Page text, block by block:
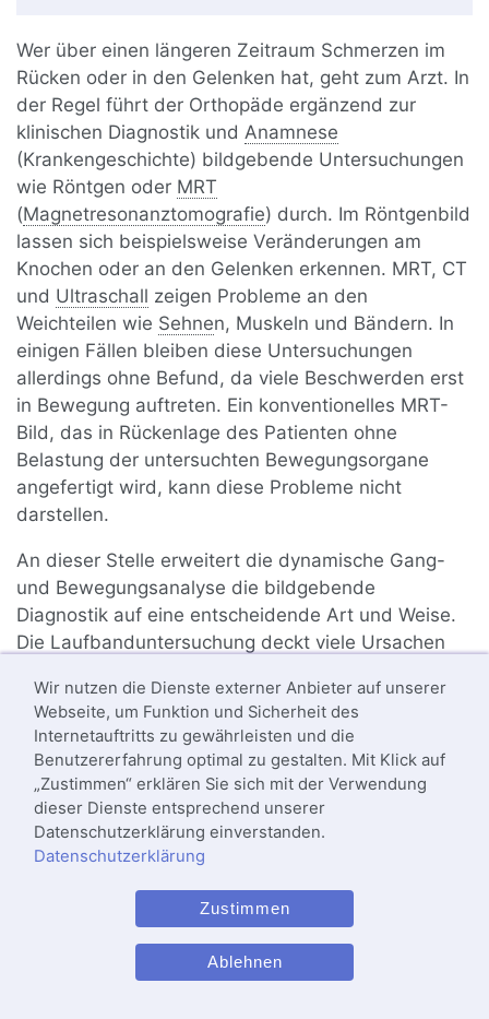
Wer über einen längeren Zeitraum Schmerzen im
Rücken oder in den Gelenken hat, geht zum Arzt. In
der Regel führt der Orthopäde ergänzend zur
klinischen Diagnostik und Anamnese
(Krankengeschichte) bildgebende Untersuchungen
wie Röntgen oder MRT
(Magnetresonanztomografie) durch. Im Röntgenbild
lassen sich beispielsweise Veränderungen am
Knochen oder an den Gelenken erkennen. MRT, CT
und Ultraschall zeigen Probleme an den
Weichteilen wie Sehnen, Muskeln und Bändern. In
einigen Fällen bleiben diese Untersuchungen
allerdings ohne Befund, da viele Beschwerden erst
in Bewegung auftreten. Ein konventionelles MRT-
Bild, das in Rückenlage des Patienten ohne
Belastung der untersuchten Bewegungsorgane
angefertigt wird, kann diese Probleme nicht
darstellen.
An dieser Stelle erweitert die dynamische Gang-
und Bewegungsanalyse die bildgebende
Diagnostik auf eine entscheidende Art und Weise.
Die Laufbanduntersuchung deckt viele Ursachen
nicht zeigen. Sie leistet damit einen wichtigen
Baustein zu einer ganzheitlichen Diagnostik des
Bewegungsapparates.
Ganganalyse und Physiotherapie
Körperhaltung, um bestehende Fehlhaltungen oder
Gangstörungen zu identifizieren. Zudem erkennen
wir häufig schon Probleme am Bewegungsapparat,
bevor der Patient Beschwerden hat. So können wir
Wir nutzen die Dienste externer Anbieter auf unserer
Webseite, um Funktion und Sicherheit des
Internetauftritts zu gewährleisten und die
Benutzererfahrung optimal zu gestalten. Mit Klick auf
„Zustimmen“ erklären Sie sich mit der Verwendung
dieser Dienste entsprechend unserer
Datenschutzerklärung einverstanden.
Datenschutzerklärung
Zustimmen
Ablehnen